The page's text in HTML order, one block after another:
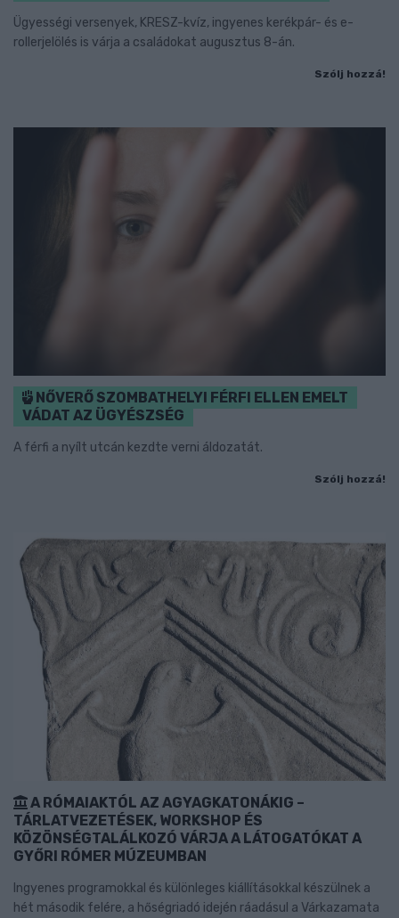
Ügyességi versenyek, KRESZ-kvíz, ingyenes kerékpár- és e-
rollerjelölés is várja a családokat augusztus 8-án.
Szólj hozzá!
NŐVERŐ SZOMBATHELYI FÉRFI ELLEN EMELT
VÁDAT AZ ÜGYÉSZSÉG
A férfi a nyílt utcán kezdte verni áldozatát.
Szólj hozzá!
A RÓMAIAKTÓL AZ AGYAGKATONÁKIG –
TÁRLATVEZETÉSEK, WORKSHOP ÉS
KÖZÖNSÉGTALÁLKOZÓ VÁRJA A LÁTOGATÓKAT A
GYŐRI RÓMER MÚZEUMBAN
Ingyenes programokkal és különleges kiállításokkal készülnek a
hét második felére, a hőségriadó idején ráadásul a Várkazamata